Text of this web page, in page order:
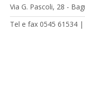
Via G. Pascoli, 28 -
Tel e fax 0545 61534 |